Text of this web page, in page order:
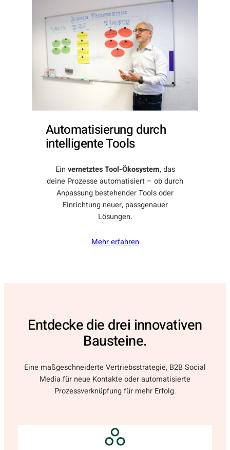
Automatisierung durch
intelligente Tools
Ein vernetztes Tool-Ökosystem, das
deine Prozesse automatisiert – ob durch
Anpassung bestehender Tools oder
Einrichtung neuer, passgenauer
Lösungen.
Mehr erfahren
Entdecke die drei innovativen
Bausteine.
Eine maßgeschneiderte Vertriebsstrategie, B2B Social
Media für neue Kontakte oder automatisierte
Prozessverknüpfung für mehr Erfolg.